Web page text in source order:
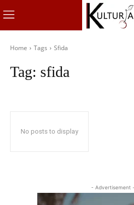
Home Tags Sfida
Tag: sfida
No posts to display
- Advertisement -